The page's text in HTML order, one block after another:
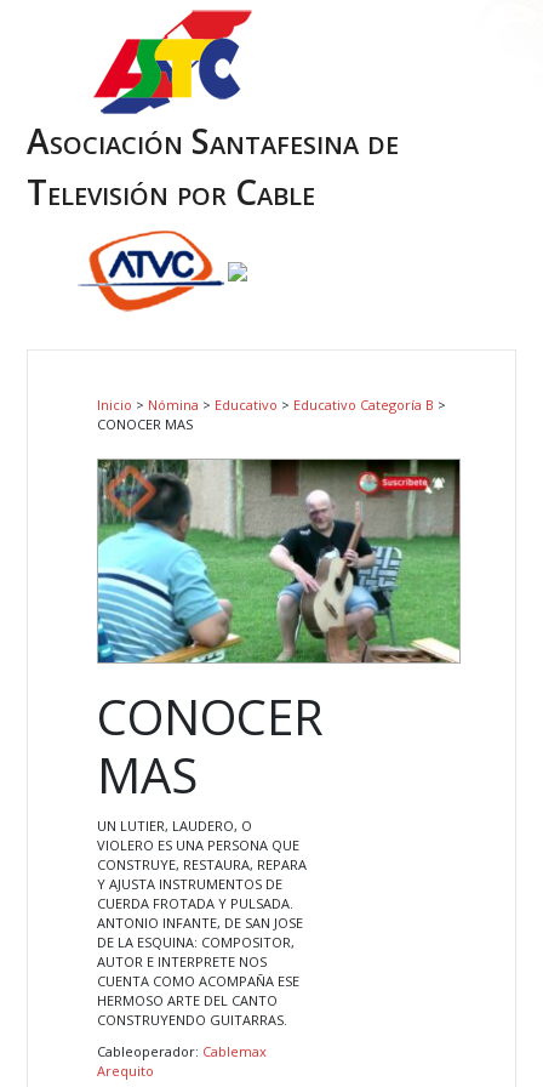
Asociación Santafesina de
Televisión por Cable
Inicio > Nómina > Educativo > Educativo Categoría B >
CONOCER MAS
CONOCER
MAS
UN LUTIER, LAUDERO, O
VIOLERO ES UNA PERSONA QUE
CONSTRUYE, RESTAURA, REPARA
Y AJUSTA INSTRUMENTOS DE
CUERDA FROTADA Y PULSADA.
ANTONIO INFANTE, DE SAN JOSE
DE LA ESQUINA: COMPOSITOR,
AUTOR E INTERPRETE NOS
CUENTA COMO ACOMPAÑA ESE
HERMOSO ARTE DEL CANTO
CONSTRUYENDO GUITARRAS.
Cableoperador: Cablemax
Arequito